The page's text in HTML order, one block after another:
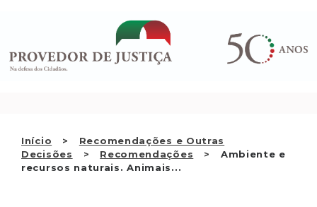
conteúdo
Início
Recomendações e Outras
Decisões
Recomendações
Ambiente e
recursos naturais. Animais...
QUEM SOMOS
ATIVIDADE
RELAÇÕES INTERNACIONAIS
APRESENTAR QUEIXA